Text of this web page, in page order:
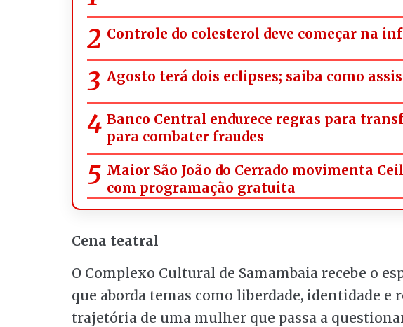
Controle do colesterol deve começar na
Agosto terá dois eclipses; saiba como
Banco Central endurece regras para
para combater fraudes
Maior São João do Cerrado movimenta
com programação gratuita
Cena teatral
O Complexo Cultural de Samambaia recebe o
que aborda temas como liberdade, identidade e
trajetória de uma mulher que passa a